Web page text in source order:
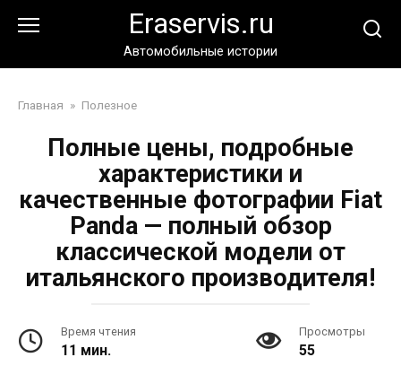
Eraservis.ru
Автомобильные истории
Главная » Полезное
Полные цены, подробные
характеристики и
качественные фотографии Fiat
Panda — полный обзор
классической модели от
итальянского производителя!
Время чтения
11 мин.
Просмотры
55